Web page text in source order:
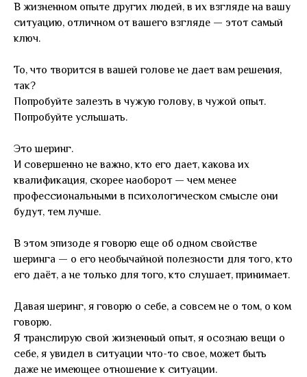
В жизненном опыте других людей, в их взгляде на вашу
ситуацию, отличном от вашего взгляде — этот самый
ключ.
То, что творится в вашей голове не дает вам решения,
так?
Попробуйте залезть в чужую голову, в чужой опыт.
Попробуйте услышать.
Это шеринг.
И совершенно не важно, кто его дает, какова их
квалификация, скорее наоборот — чем менее
профессиональными в психологическом смысле они
будут, тем лучше.
В этом эпизоде я говорю еще об одном свойстве
шеринга — о его необычайной полезности для того, кто
его даёт, а не только для того, кто слушает, принимает.
Давая шеринг, я говорю о себе, а совсем не о том, о ком
говорю.
Я транслирую свой жизненный опыт, я осознаю вещи о
себе, я увидел в ситуации что-то свое, может быть
даже не имеющее отношение к ситуации.